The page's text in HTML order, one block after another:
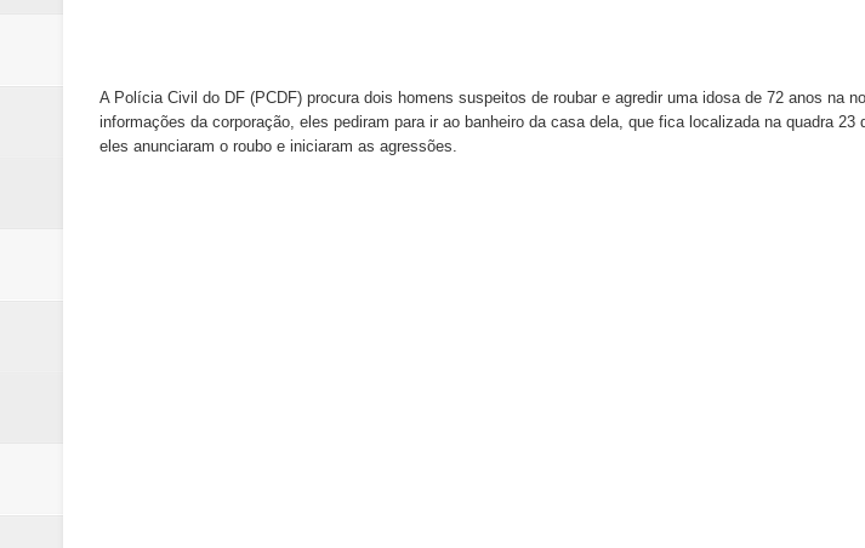
Campanha para Transplante do Padre Lucas de Samambaia entra em
A Polícia Civil do DF (PCDF) procura dois homens suspeitos de roubar e agredir uma idosa de 72 anos na
informações da corporação, eles pediram para ir ao banheiro da casa dela, que fica localizada na quadra 23
eles anunciaram o roubo e iniciaram as agressões.